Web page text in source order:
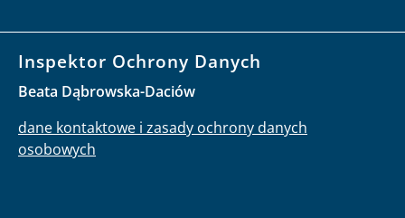
Inspektor Ochrony Danych
Beata Dąbrowska-Daciów
dane kontaktowe i zasady ochrony danych
osobowych